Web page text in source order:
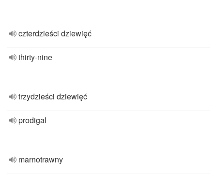
czterdzieści dziewięć
thirty-nine
trzydzieści dziewięć
prodigal
marnotrawny